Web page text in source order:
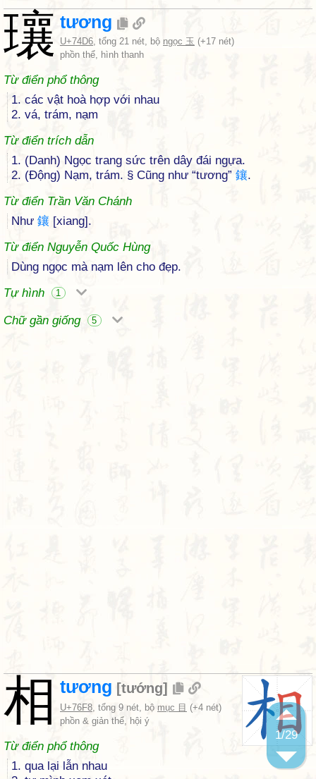
1/29
瓖 tương
U+74D6, tổng 21 nét, bộ ngọc 玉 (+17 nét)
phồn thể, hình thanh
Từ điển phổ thông
1. các vật hoà hợp với nhau
2. vá, trám, nạm
Từ điển trích dẫn
1. (Danh) Ngọc trang sức trên dây đái ngựa.
2. (Động) Nạm, trám. § Cũng như “tương” 鑲.
Từ điển Trần Văn Chánh
Như 鑲 [xiang].
Từ điển Nguyễn Quốc Hùng
Dùng ngọc mà nạm lên cho đẹp.
Tự hình
1
Chữ gần giống 5
相 tương [tướng]
U+76F8, tổng 9 nét, bộ mục 目 (+4 nét)
phồn & giản thể, hội ý
Từ điển phổ thông
1. qua lại lẫn nhau